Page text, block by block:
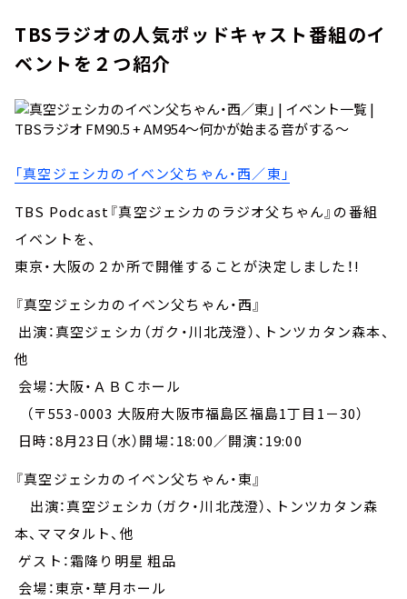
TBSラジオの人気ポッドキャスト番組のイ
ベントを２つ紹介
「真空ジェシカのイベン父ちゃん・西／東」
TBS Podcast『真空ジェシカのラジオ父ちゃん』の番組
イベントを、
東京・大阪の２か所で開催することが決定しました！!
『真空ジェシカのイベン父ちゃん・西』
出演：真空ジェシカ（ガク・川北茂澄）、トンツカタン森本、
他
会場：大阪・ＡＢＣホール
（〒553-0003 大阪府大阪市福島区福島1丁目1－30）
日時：8月23日（水）開場：18:00／開演：19:00
『真空ジェシカのイベン父ちゃん・東』
出演：真空ジェシカ（ガク・川北茂澄）、トンツカタン森
本、ママタルト、他
ゲスト：霜降り明星 粗品
会場：東京・草月ホール